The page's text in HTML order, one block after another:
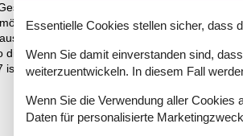
entlang der Hauptstraße. Der
ist Tisvilde Hegn perfekt für
bequem mit dem Zug erreichen kannst.
dich zahlreiche Sehenswürdigkeiten
ist der perfekte Ausgangspunkt für einen
Essentielle Cookies stellen sicher, dass
Wenn Sie damit einverstanden sind,
weiterzuentwickeln. In diesem Fall
Wenn Sie die Verwendung aller
Daten für personalisierte